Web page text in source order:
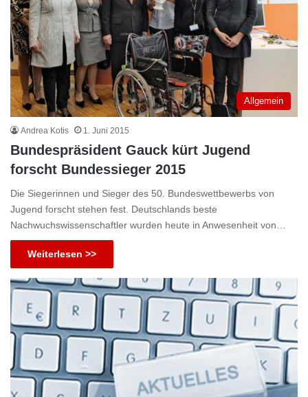
Allgemein
Andrea Kotis 1. Juni 2015
Bundespräsident Gauck kürt Jugend
forscht Bundessieger 2015
Die Siegerinnen und Sieger des 50. Bundeswettbewerbs von
Jugend forscht stehen fest. Deutschlands beste
Nachwuchswissenschaftler wurden heute in Anwesenheit von…
Weiterlesen >>